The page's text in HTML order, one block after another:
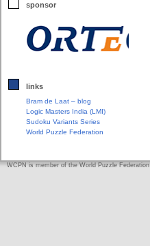
sponsor
links
Bram de Laat – blog
Logic Masters India (LMI)
Sudoku Variants Series
World Puzzle Federation
WCPN is member of the World Puzzle